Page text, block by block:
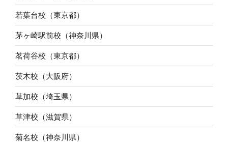
若葉台校（東京都）
茅ヶ崎駅前校（神奈川県）
茗荷谷校（東京都）
茨木校（大阪府）
草加校（埼玉県）
草津校（滋賀県）
菊名校（神奈川県）